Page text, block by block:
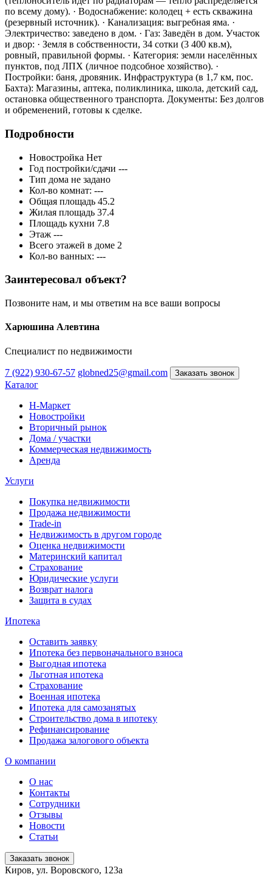
по всему дому). · Водоснабжение: колодец + есть скважина
(резервный источник). · Канализация: выгребная яма. ·
Электричество: заведено в дом. · Газ: Заведён в дом. Участок
и двор: · Земля в собственности, 34 сотки (3 400 кв.м),
ровный, правильной формы. · Категория: земли населённых
пунктов, под ЛПХ (личное подсобное хозяйство). ·
Постройки: баня, дровяник. Инфраструктура (в 1,7 км, пос.
Бахта): Магазины, аптека, поликлиника, школа, детский сад,
остановка общественного транспорта. Документы: Без долгов
и обременений, готовы к сделке.
Подробности
Новостройка Нет
Год постройки/сдачи ---
Тип дома не задано
Кол-во комнат: ---
Общая площадь 45.2
Жилая площадь 37.4
Площадь кухни 7.8
Этаж ---
Всего этажей в доме 2
Кол-во ванных: ---
Заинтересовал объект?
Позвоните нам, и мы ответим на все ваши вопросы
Харюшина Алевтина
Специалист по недвижимости
7 (922) 930-67-57 globned25@gmail.com Заказать звонок
Каталог
Н-Маркет
Новостройки
Вторичный рынок
Дома / участки
Коммерческая недвижимость
Аренда
Услуги
Покупка недвижимости
Продажа недвижимости
Trade-in
Недвижимость в другом городе
Оценка недвижимости
Материнский капитал
Страхование
Юридические услуги
Возврат налога
Защита в судах
Ипотека
Оставить заявку
Ипотека без первоначального взноса
Выгодная ипотека
Льготная ипотека
Страхование
Военная ипотека
Ипотека для самозанятых
Строительство дома в ипотеку
Рефинансирование
Продажа залогового объекта
О компании
О нас
Контакты
Сотрудники
Отзывы
Новости
Статьи
Заказать звонок
Киров, ул. Воровского, 123а